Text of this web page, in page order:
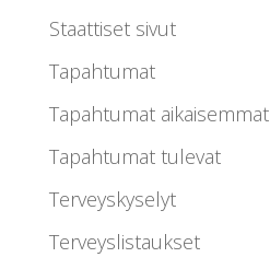
Staattiset sivut
Tapahtumat
Tapahtumat aikaisemmat
Tapahtumat tulevat
Terveyskyselyt
Terveyslistaukset